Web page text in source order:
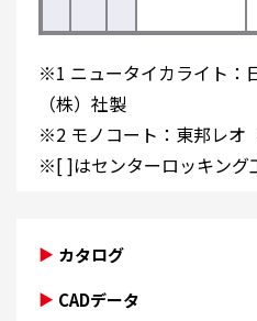
※1 ニュータイカライト：
（株）社製
※2 モノコート：東邦レオ
※[ ]はセンターロッキング
カタログ
CADデータ